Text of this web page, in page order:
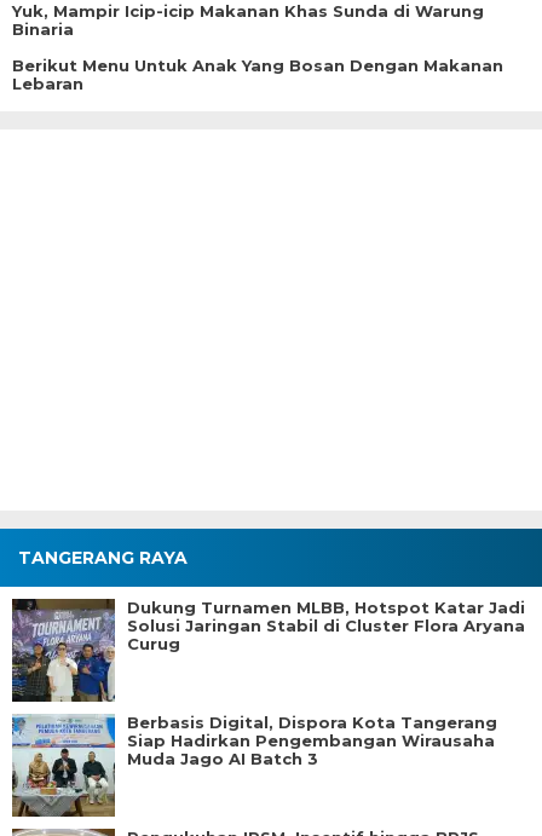
Yuk, Mampir Icip-icip Makanan Khas Sunda di Warung
Binaria
Berikut Menu Untuk Anak Yang Bosan Dengan Makanan
Lebaran
TANGERANG RAYA
Dukung Turnamen MLBB, Hotspot Katar Jadi
Solusi Jaringan Stabil di Cluster Flora Aryana
Curug
Berbasis Digital, Dispora Kota Tangerang
Siap Hadirkan Pengembangan Wirausaha
Muda Jago AI Batch 3